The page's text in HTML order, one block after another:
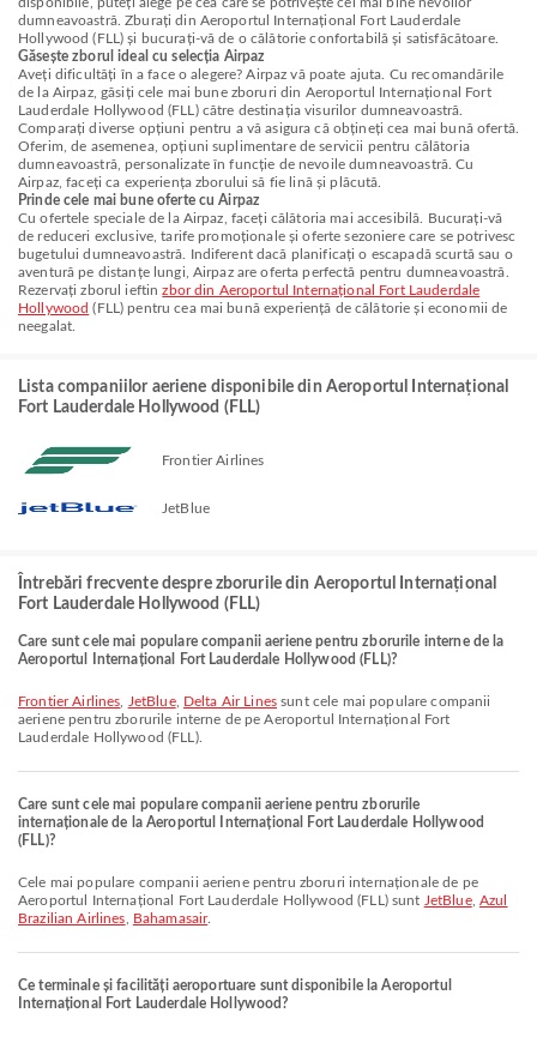
dumneavoastră. Zburați din Aeroportul Internațional Fort Lauderdale
Hollywood (FLL) și bucurați-vă de o călătorie confortabilă și satisfăcătoare.
Găsește zborul ideal cu selecția Airpaz
Aveți dificultăți în a face o alegere? Airpaz vă poate ajuta. Cu recomandările
de la Airpaz, găsiți cele mai bune zboruri din Aeroportul Internațional Fort
Lauderdale Hollywood (FLL) către destinația visurilor dumneavoastră.
Comparați diverse opțiuni pentru a vă asigura că obțineți cea mai bună ofertă.
Oferim, de asemenea, opțiuni suplimentare de servicii pentru călătoria
dumneavoastră, personalizate în funcție de nevoile dumneavoastră. Cu
Airpaz, faceți ca experiența zborului să fie lină și plăcută.
Prinde cele mai bune oferte cu Airpaz
Cu ofertele speciale de la Airpaz, faceți călătoria mai accesibilă. Bucurați-vă
de reduceri exclusive, tarife promoționale și oferte sezoniere care se potrivesc
bugetului dumneavoastră. Indiferent dacă planificați o escapadă scurtă sau o
aventură pe distanțe lungi, Airpaz are oferta perfectă pentru dumneavoastră.
Rezervați zborul ieftinzbor din Aeroportul Internațional Fort Lauderdale
Hollywood (FLL) pentru cea mai bună experiență de călătorie și economii de
neegalat.
Lista companiilor aeriene disponibile din Aeroportul Internațional
Fort Lauderdale Hollywood (FLL)
Frontier Airlines
JetBlue
Întrebări frecvente despre zborurile din Aeroportul Internațional
Fort Lauderdale Hollywood (FLL)
Care sunt cele mai populare companii aeriene pentru zborurile interne de la
Aeroportul Internațional Fort Lauderdale Hollywood (FLL)?
Frontier Airlines JetBlue, Delta Air Lines sunt cele mai populare companii
aeriene pentru zborurile interne de pe Aeroportul Internațional Fort
Lauderdale Hollywood (FLL).
Care sunt cele mai populare companii aeriene pentru zborurile
internaționale de la Aeroportul Internațional Fort Lauderdale Hollywood
(FLL)?
Cele mai populare companii aeriene pentru zboruri internaționale de pe
Aeroportul Internațional Fort Lauderdale Hollywood (FLL) sunt JetBlue, Azul
Brazilian Airlines
Bahamasair.
Ce terminale și facilități aeroportuare sunt disponibile la Aeroportul
Internațional Fort Lauderdale Hollywood?